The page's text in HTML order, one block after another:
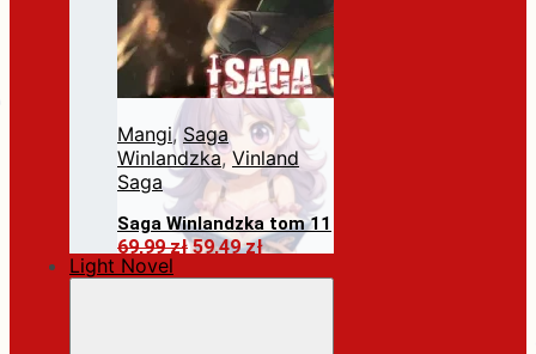
Mangi, Saga
Winlandzka, Vinland
Saga
Saga Winlandzka tom 11
69,99złPierwotna
59,49złAktualna
Dodaj do koszyka
Light Novel